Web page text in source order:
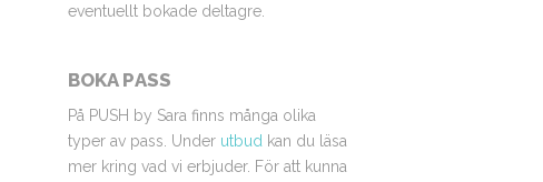
eventuellt bokade deltagre.
BOKA PASS
På PUSH by Sara finns många olika
typer av pass. Under utbudkan du läsa
mer kring vad vi erbjuder. För att kunna